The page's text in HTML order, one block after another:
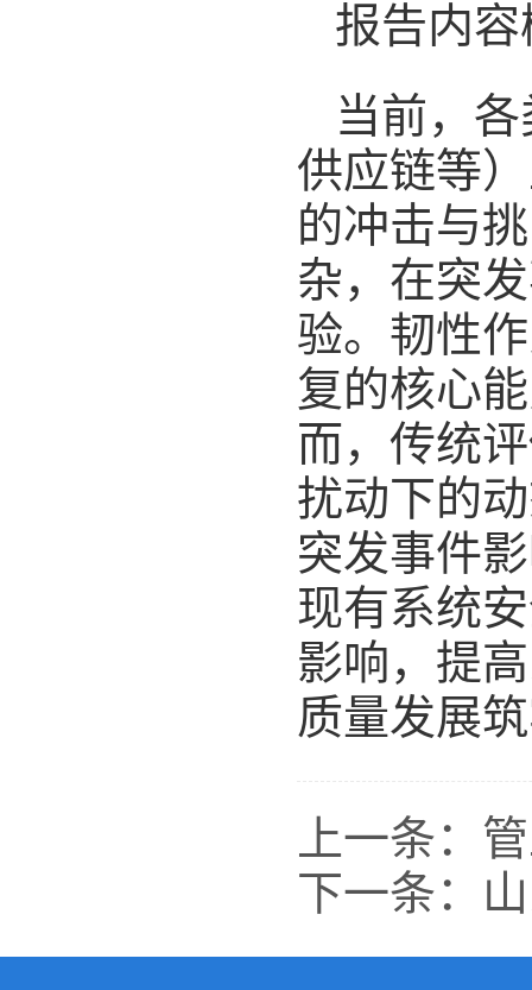
报告内
当前，
供应链等
的冲击与
杂，在突
验。韧性
复的核心
而，传统
扰动下的
突发事件
现有系统
影响，提
质量发展
上一条：
下一条：